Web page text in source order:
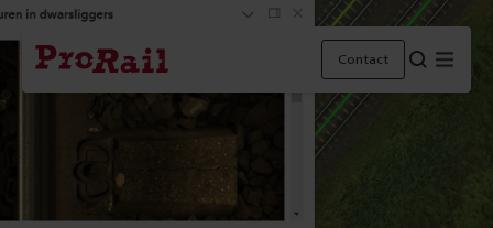
Navigatie
Homepage
ProRail
Contact